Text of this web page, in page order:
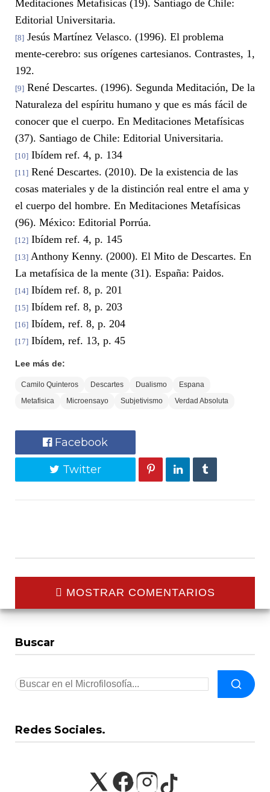
Meditaciones Metafísicas (19). Santiago de Chile:
Editorial Universitaria.
[8] Jesús Martínez Velasco. (1996). El problema
mente-cerebro: sus orígenes cartesianos. Contrastes, 1,
192.
[9] René Descartes. (1996). Segunda Meditación, De la
Naturaleza del espíritu humano y que es más fácil de
conocer que el cuerpo. En Meditaciones Metafísicas
(37). Santiago de Chile: Editorial Universitaria.
[10] Ibídem ref. 4, p. 134
[11] René Descartes. (2010). De la existencia de las
cosas materiales y de la distinción real entre el ama y
el cuerpo del hombre. En Meditaciones Metafísicas
(96). México: Editorial Porrúa.
[12] Ibídem ref. 4, p. 145
[13] Anthony Kenny. (2000). El Mito de Descartes. En
La metafísica de la mente (31). España: Paidos.
[14] Ibídem ref. 8, p. 201
[15] Ibídem ref. 8, p. 203
[16] Ibídem, ref. 8, p. 204
[17] Ibídem, ref. 13, p. 45
Lee más de:
Camilo Quinteros Descartes Dualismo
Espana
Metafisica
Microensayo Subjetivismo Verdad Absoluta
Facebook
Twitter
MOSTRAR COMENTARIOS
Buscar
Redes Sociales.